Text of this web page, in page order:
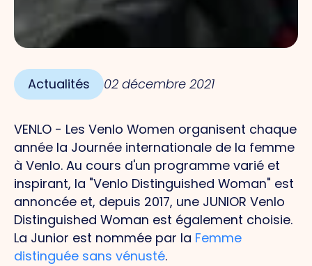
Actualités 02 décembre 2021
VENLO - Les Venlo Women organisent chaque
année la Journée internationale de la femme
à Venlo. Au cours d'un programme varié et
inspirant, la "Venlo Distinguished Woman" est
annoncée et, depuis 2017, une JUNIOR Venlo
Distinguished Woman est également choisie.
La Junior est nommée par la Femme
distinguée sans vénusté.